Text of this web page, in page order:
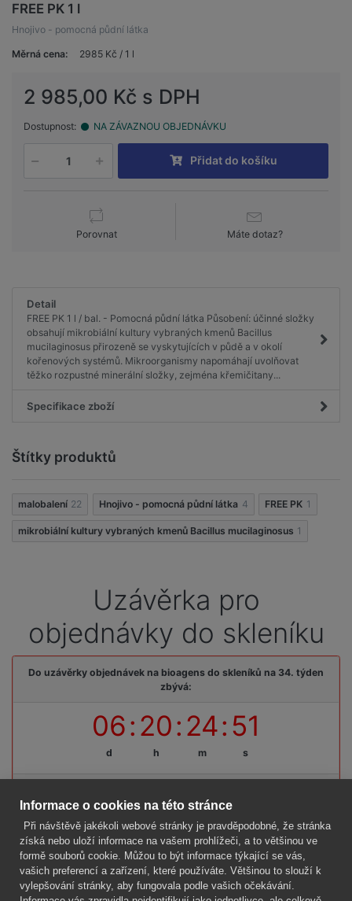
FREE PK 1 l
Hnojivo - pomocná půdní látka
Měrná cena: 2985 Kč / 1 l
2 985,00 Kč s DPH
Dostupnost: NA ZÁVAZNOU OBJEDNÁVKU
Přidat do košíku
Porovnat Máte dotaz?
Detail
FREE PK 1 l / bal. - Pomocná půdní látka Působení: účinné složky
obsahují mikrobiální kultury vybraných kmenů Bacillus
mucilaginosus přirozeně se vyskytujících v půdě a v okolí
kořenových systémů. Mikroorganismy napomáhají uvolňovat
těžko rozpustné minerální složky, zejména křemičitany...
Specifikace zboží
Štítky produktů
malobalení 22 Hnojivo - pomocná půdní látka 4 FREE PK 1
mikrobiální kultury vybraných kmenů Bacillus mucilaginosus 1
Uzávěrka pro
objednávky do skleníku
Do uzávěrky objednávek na bioagens do skleníků na 34. týden
zbývá:
06
d
:20
h
:24
m
:51
s
Firma
Vše o nákupu
Informace o cookies na této stránce
Při návštěvě jakékoli webové stránky je pravděpodobné, že stránka
získá nebo uloží informace na vašem prohlížeči, a to většinou ve
formě souborů cookie. Můžou to být informace týkající se vás,
vašich preferencí a zařízení, které používáte. Většinou to slouží k
vylepšování stránky, aby fungovala podle vašich očekávání.